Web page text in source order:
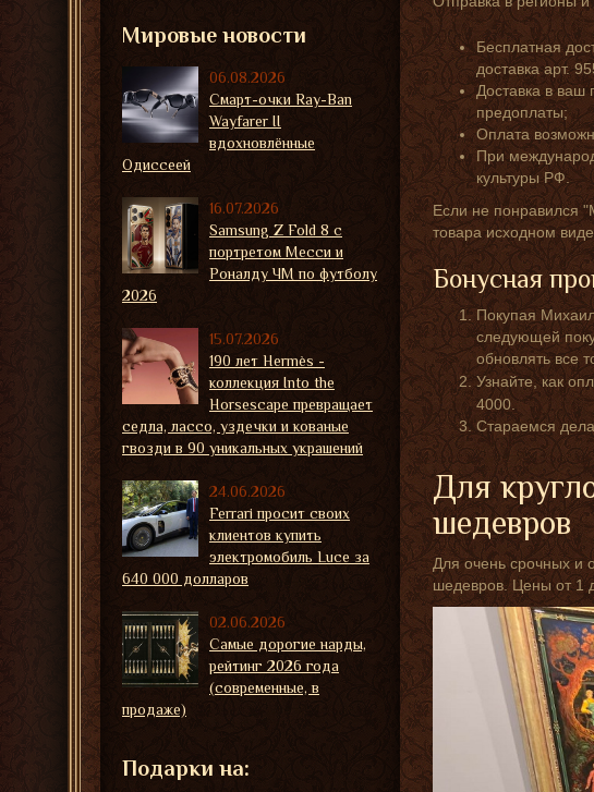
Бесплатная
доставка арт.
Доставка в ваш
предоплаты;
Оплата
При
культуры РФ.
Если не понравился
товара исходном
Бонусная
Покупая
следующей
обновлять все
Узнайте, как
4000.
Стараемся
Для
шедевров
Для очень срочных и
шедевров. Цены от 1
Мировые новости
06.08.2026
Смарт-очки Ray-Ban
Wayfarer II
вдохновлённые
Одиссеей
16.07.2026
Samsung Z Fold 8 с
портретом Месси и
Роналду ЧМ по футболу
2026
15.07.2026
190 лет Hermès -
коллекция Into the
Horsescape превращает
седла, лассо, уздечки и кованые
гвозди в 90 уникальных украшений
24.06.2026
Ferrari просит своих
клиентов купить
электромобиль Luce за
640 000 долларов
02.06.2026
Самые дорогие нарды,
рейтинг 2026 года
(современные, в
продаже)
Подарки на: